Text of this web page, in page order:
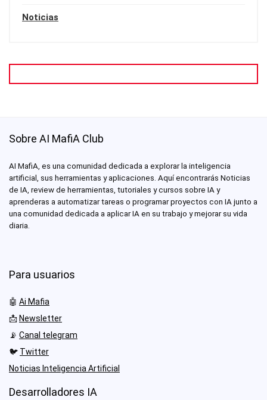
Noticias
Sobre AI MafiA Club
AI MafiA, es una comunidad dedicada a explorar la inteligencia
artificial, sus herramientas y aplicaciones. Aquí encontrarás Noticias
de IA, review de herramientas, tutoriales y cursos sobre IA y
aprenderas a automatizar tareas o programar proyectos con IA junto a
una comunidad dedicada a aplicar IA en su trabajo y mejorar su vida
diaria.
Para usuarios
🤖 Ai Mafia
📩 Newsletter
📡 Canal telegram
🐦 Twitter
Noticias Inteligencia Artificial
Desarrolladores IA